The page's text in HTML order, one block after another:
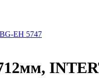
EH 5747